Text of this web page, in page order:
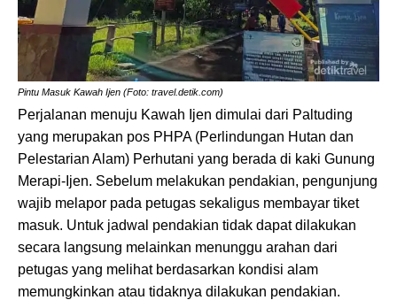
Pintu Masuk Kawah Ijen (Foto: travel.detik.com)
Perjalanan menuju Kawah Ijen dimulai dari Paltuding
yang merupakan pos PHPA (Perlindungan Hutan dan
Pelestarian Alam) Perhutani yang berada di kaki Gunung
Merapi-Ijen. Sebelum melakukan pendakian, pengunjung
wajib melapor pada petugas sekaligus membayar tiket
masuk. Untuk jadwal pendakian tidak dapat dilakukan
secara langsung melainkan menunggu arahan dari
petugas yang melihat berdasarkan kondisi alam
memungkinkan atau tidaknya dilakukan pendakian.